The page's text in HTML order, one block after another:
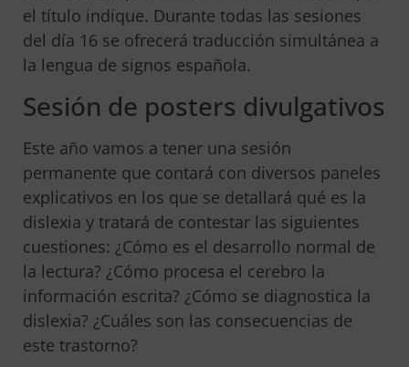
el título indique. Durante todas las sesiones
del día 16 se ofrecerá traducción simultánea a
la lengua de signos española.
Sesión de posters divulgativos
Este año vamos a tener una sesión
permanente que contará con diversos paneles
explicativos en los que se detallará qué es la
dislexia y tratará de contestar las siguientes
cuestiones: ¿Cómo es el desarrollo normal de
la lectura? ¿Cómo procesa el cerebro la
información escrita? ¿Cómo se diagnostica la
dislexia? ¿Cuáles son las consecuencias de
este trastorno?